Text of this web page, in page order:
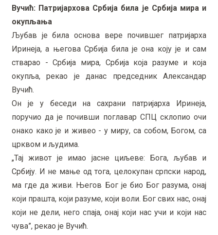
Вучић: Патријархова Србија била је Србија мира и
окупљања
Љубав је била основа вере почившег патријарха
Иринеја, а његова Србија била је она коју је и сам
стварао - Србија мира, Србија која разуме и која
окупља, рекао је данас председник Александар
Вучић.
Он је у беседи на сахрани патријарха Иринеја,
поручио да је почивши поглавар СПЦ склопио очи
онако како је и живео - у миру, са собом, Богом, са
црквом и људима.
„Тај живот је имао јасне циљеве: Бога, љубав и
Србију. И не мање од тога, целокупан српски народ,
ма где да живи. Његов Бог је био Бог разума, онај
који прашта, који разуме, који воли. Бог свих нас, онај
који не дели, него спаја, онај који нас учи и који нас
чува”, рекао је Вучић.